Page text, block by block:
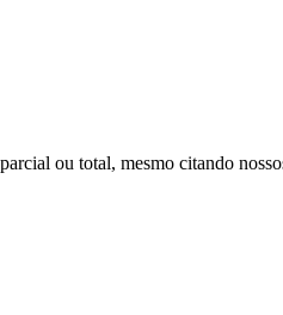
ou total, mesmo citando